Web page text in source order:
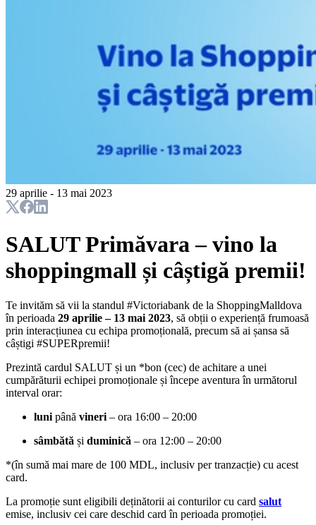
29 aprilie - 13 mai 2023
SALUT Primăvara – vino la
shoppingmall și câștigă premii!
Te invităm să vii la standul #Victoriabank de la ShoppingMalldova
în perioada 29 aprilie – 13 mai 2023, să obții o experiență frumoasă
prin interacțiunea cu echipa promoțională, precum să ai șansa să
câștigi #SUPERpremii!
Prezintă cardul SALUT și un *bon (cec) de achitare a unei
cumpărăturii echipei promoționale și începe aventuraîn următorul
interval orar:
luni până vineri – ora 16:00 – 20:00
sâmbătă și duminică – ora 12:00 – 20:00
*(în sumă mai mare de 100 MDL, inclusiv per tranzacție) cu acest
card.
La promoție sunt eligibili deținătorii ai conturilor cu card salut
emise, inclusiv cei care deschid card în perioada promoției.